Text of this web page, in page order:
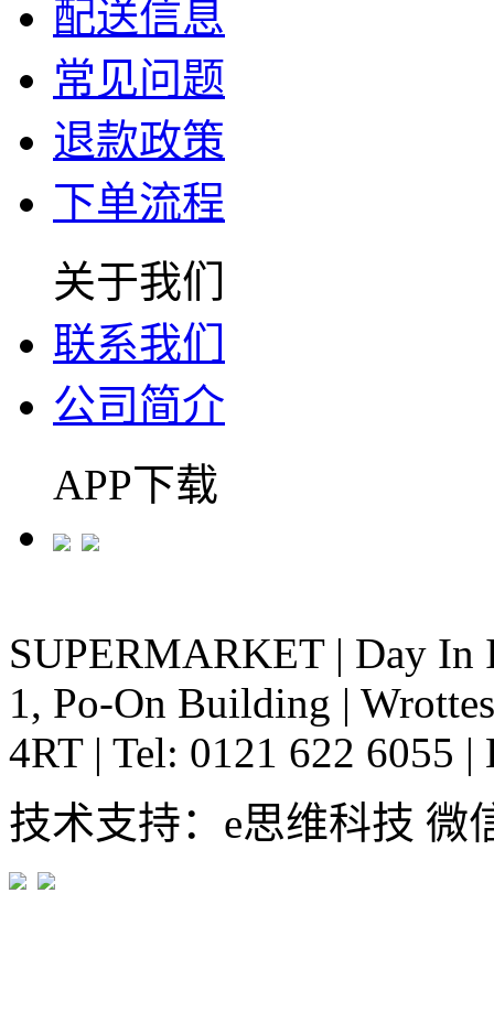
配送信息
常见问题
退款政策
下单流程
关于我们
联系我们
公司简介
APP下载
SUPERMARKET | Day In
1, Po-On Building |
4RT | Tel: 0121 622 6055 |
技术支持：e思维科技 微